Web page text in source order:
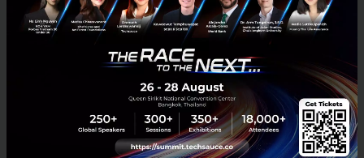
อาเซียนจะเลิกเป็นแค่ผู้ตาม และลุกขึ้นมาเป็นผู้นำในวง
การฟินเทคโลก
techsauce2025 Xendit Thailand
No comment